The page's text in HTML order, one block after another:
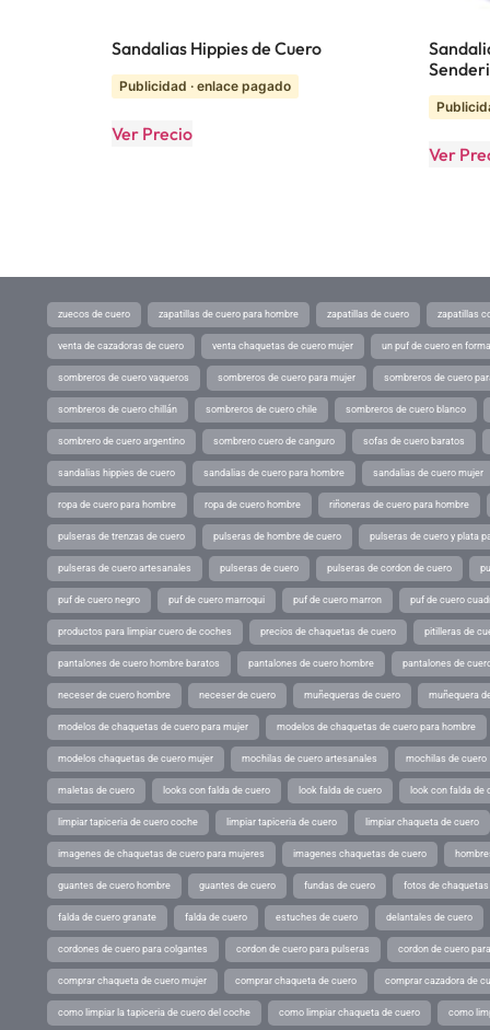
Sandalias Hippies de Cuero
Publicidad · enlace pagado
Ver Precio
Ver
zuecos de cuero zapatillas de cuero para hombre zapatillas de cuero zapatillas
venta de cazadoras de cuero venta chaquetas de cuero mujer un puf de cuero en
sombreros de cuero vaqueros sombreros de cuero para mujer sombreros de cuero
sombreros de cuero chillán sombreros de cuero chile sombreros de cuero blanco
sombrero de cuero argentino sombrero cuero de canguro sofas de cuero baratos
sandalias hippies de cuero sandalias de cuero para hombre sandalias de cuero mujer
ropa de cuero para hombre ropa de cuero hombre riñoneras de cuero para hombre
pulseras de trenzas de cuero pulseras de hombre de cuero pulseras de cuero y plata
pulseras de cuero artesanales pulseras de cuero pulseras de cordon de cuero
puf de cuero negro puf de cuero marroqui puf de cuero marron puf de cuero
productos para limpiar cuero de coches precios de chaquetas de cuero pitilleras de
pantalones de cuero hombre baratos pantalones de cuero hombre pantalones de
neceser de cuero hombre neceser de cuero muñequeras de cuero muñequera
modelos de chaquetas de cuero para mujer modelos de chaquetas de cuero para hombre
modelos chaquetas de cuero mujer mochilas de cuero artesanales mochilas de cuero
maletas de cuero looks con falda de cuero look falda de cuero look con falda de
limpiar tapiceria de cuero coche limpiar tapiceria de cuero limpiar chaqueta de cuero
imagenes de chaquetas de cuero para mujeres imagenes chaquetas de cuero
guantes de cuero hombre guantes de cuero fundas de cuero fotos de chaquetas
falda de cuero granate falda de cuero estuches de cuero delantales de cuero
cordones de cuero para colgantes cordon de cuero para pulseras cordon de cuero
comprar chaqueta de cuero mujer comprar chaqueta de cuero comprar cazadora de
como limpiar la tapiceria de cuero del coche como limpiar chaqueta de cuero como